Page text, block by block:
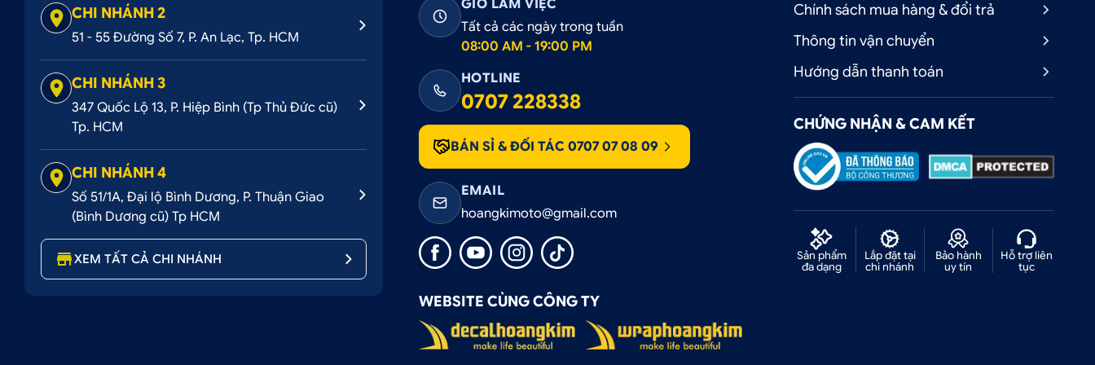
cộng, do loại đèn này phát ra nhiều ánh sáng trắng xanh, rất giống với ánh sáng ban ngày, giúp người lái dễ dàng
quan sát với hình ảnh rõ nét.
II. Địa chỉ mua đèn pha nguyên cụm Ranger 2022
Ô tô Hoàng Kim chuyên phân phốiđèn pha nguyên cụm Rangerđẹp và giá tốt nhất. Để được tư vấn và sản phẩm
chính hãng, mọi người có thể chọn 1 trong 3 cách sau:
CÁCH 1:
ĐẶT HÀNG QUA SỐ HOTLINE: 0707 228 338
CÁCH 2: MUA HÀNG TRÊN WEBSITE:OTOHOANGKIM.COM
CHI NHÁNH 2
51 - 55 Đường Số 7, P. An Lạc, Tp. HCM
CHI NHÁNH 3
347 Quốc Lộ 13, P. Hiệp Bình (Tp Thủ Đức cũ)
Tp. HCM
CHI NHÁNH 4
Số 51/1A, Đại lộ Bình Dương, P. Thuận Giao
(Bình Dương cũ) Tp HCM
XEM TẤT CẢ CHI NHÁNH
GIỜ LÀM VIỆC
Tất cả các ngày trong tuần
08:00 AM - 19:00 PM
HOTLINE
0707 228338
BÁN SỈ & ĐỐI TÁC 0707 07 08 09
EMAIL
hoangkimoto@gmail.com
WEBSITE CÙNG CÔNG TY
Chính sách mua hàng & đổi trả
Thông tin vận chuyển
Hướng dẫn thanh toán
CHỨNG NHẬN & CAM KẾT
Sản phẩm
đa dạng
Lắp đặt tại
chi nhánh
Bảo hành
uy tín
Hỗ trợ liên
tục